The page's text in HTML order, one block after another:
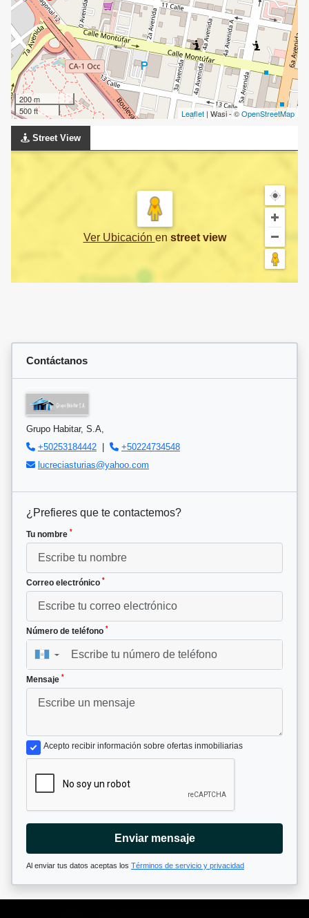
200 m
500 ft
Leaflet | Wasi - ©OpenStreetMap
Street View
Ver Ubicación en street view
Contáctanos
Grupo Habitar, S.A,
+50253184442 |
+50224734548
lucreciasturias@yahoo.com
¿Prefieres que te contactemos?
Tu nombre *
Correo electrónico *
Número de teléfono *
▼
Mensaje *
Acepto recibir información sobre ofertas inmobiliarias
Enviar mensaje
Al enviar tus datos aceptas los Términos de servicio y privacidad